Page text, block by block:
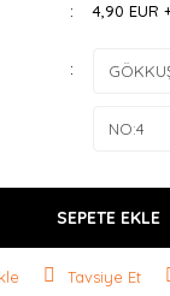
4,90 EUR
SEPETE EKLE
Tavsiye Et